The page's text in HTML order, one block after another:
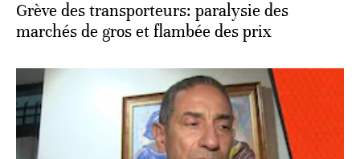
Grève des transporteurs: paralysie des
marchés de gros et flambée des prix